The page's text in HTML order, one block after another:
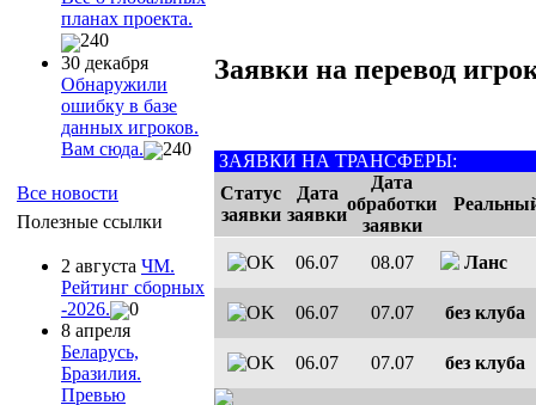
планах проекта.
240
30 декабря
Обнаружили
ошибку в базе
данных игроков.
Вам сюда.
240
Все новости
Полезные ссылки
2 августа ЧМ.
Рейтинг сборных
-2026.
0
8 апреля
Беларусь,
Бразилия.
Превью
Заявки на перевод
ЗАЯВКИ НА ТРАНСФЕРЫ:
Статус
заявки
Дата
заявки
Дата
обработки
заявки
06.07 08.07 Ланс
06.07 07.07 без клуба
06.07 07.07 без клуба